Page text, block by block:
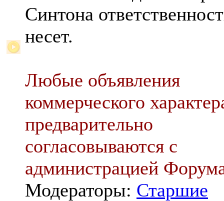
Синтона
несет.
Любые объявления
коммерческого
предварительно
согласовываются с
администрацией
Модераторы: Старшие